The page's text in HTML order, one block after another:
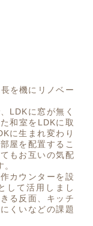
を機にリノベー
LDKに窓が無く
和室をLDKに取
に生まれ変わり
屋を配置するこ
もお互いの気配
カウンターを設
して活用しまし
る反面、キッチ
くいなどの課題